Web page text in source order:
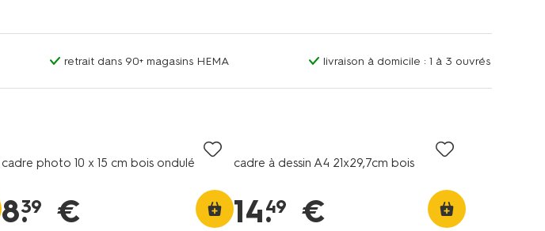
retrait dans 90+ magasins HEMA livraison à domicile : 1 à 3 ouvrés
cadre photo 10 x 15 cm bois ondulé
8.
39 €
cadre à dessin A4 21x29,7cm bois
14.
49 €